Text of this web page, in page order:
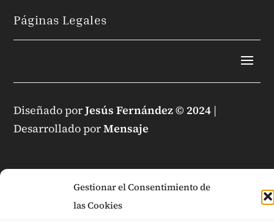
Gestionar el Consentimiento de
las Cookies
Páginas Legales
Diseñado porJesús Fernández © 2024 |
Desarrollado porMensaje